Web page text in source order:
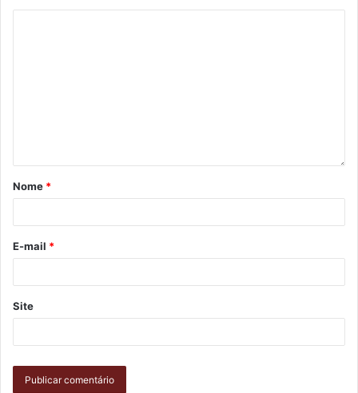
de 13 a 18 anos, moradores dos distritos rurais de
Nome *
E-mail *
Site